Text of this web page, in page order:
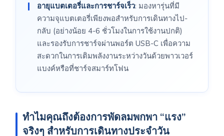
อายุแบตเตอรี่และการชาร์จเร็ว: มองหารุ่นที่มี
ความจุแบตเตอรี่เพียงพอสำหรับการเดินทางไป-
กลับ (อย่างน้อย 4-6 ชั่วโมงในการใช้งานปกติ)
และรองรับการชาร์จผ่านพอร์ต USB-C เพื่อความ
สะดวกในการเติมพลังงานระหว่างวันด้วยพาวเวอร์
แบงค์หรือที่ชาร์จสมาร์ทโฟน
ทำไมคุณถึงต้องการพัดลมพกพา “แรง”
จริงๆ สำหรับการเดินทางประจำวัน